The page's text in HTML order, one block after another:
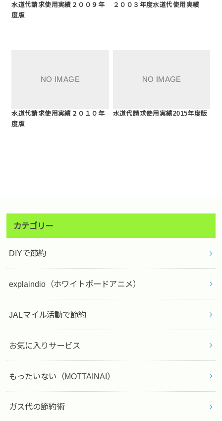
水道代請求使用実績２００９年
度版
２００３年度水道代使用実績
水道代請求使用実績２０１０年
度版
水道代請求使用実績2015年度版
カテゴリー
DIYで節約
explaindio（ホワイトボードアニメ）
JALマイル活動で節約
お気に入りサービス
もったいない（MOTTAINAI）
ガス代の節約術